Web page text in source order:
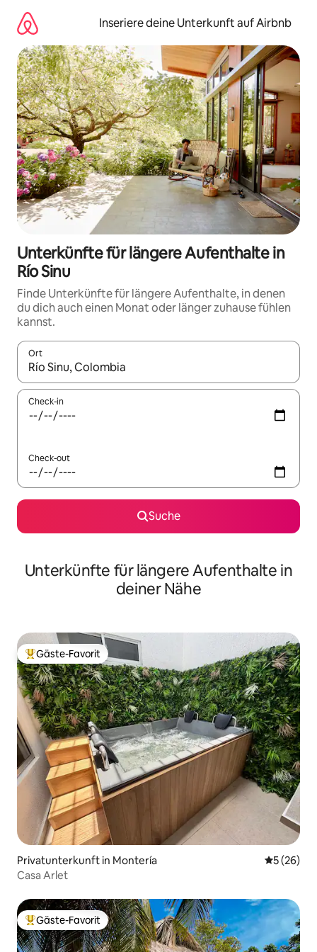
Inhalten
springen
Inseriere deine Unterkunft auf Airbnb
Unterkünfte für längere Aufenthalte in
Río Sinu
Finde Unterkünfte für längere Aufenthalte, in denen
du dich auch einen Monat oder länger zuhause fühlen
kannst.
Ort
Wenn Ergebnisse verfügbar sind, navigiere mit den
Check-in
Check-out
Suche
Unterkünfte für längere Aufenthalte in
deiner Nähe
Beliebter Gäste-Favorit.
Gäste-Favorit
Privatunterkunft in Montería
5 (26)
Casa Arlet
Beliebter Gäste-Favorit.
Gäste-Favorit